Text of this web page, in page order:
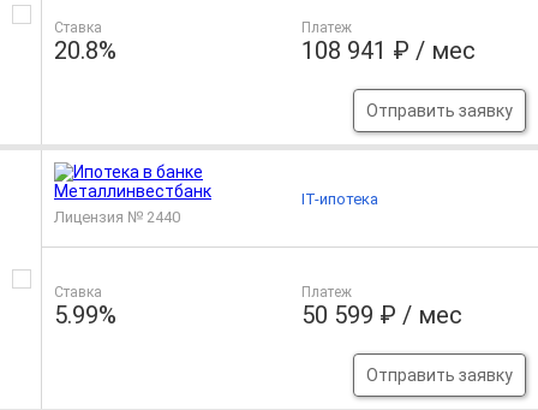
Ставка
20.8%
Платеж
108 941 ₽ / мес
Отправить заявку
Лицензия № 2440
Ставка
5.99%
Платеж
50 599 ₽ / мес
Отправить заявку
IT-ипотека